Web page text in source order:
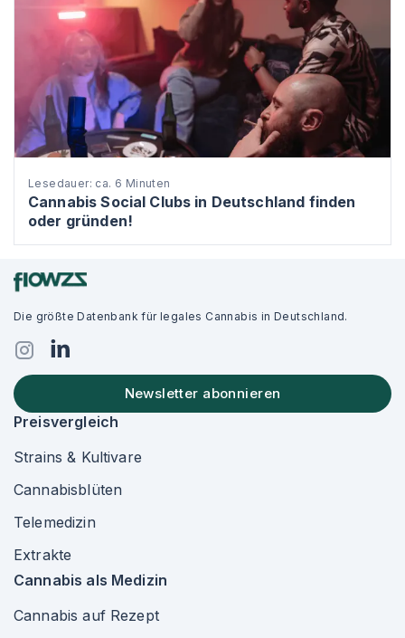
Lesedauer: ca. 6 Minuten
Cannabis Social Clubs in Deutschland finden
oder gründen!
Die größte Datenbank für legales Cannabis in Deutschland.
Newsletter abonnieren
Preisvergleich
Strains & Kultivare
Cannabisblüten
Telemedizin
Extrakte
Cannabis als Medizin
Cannabis auf Rezept